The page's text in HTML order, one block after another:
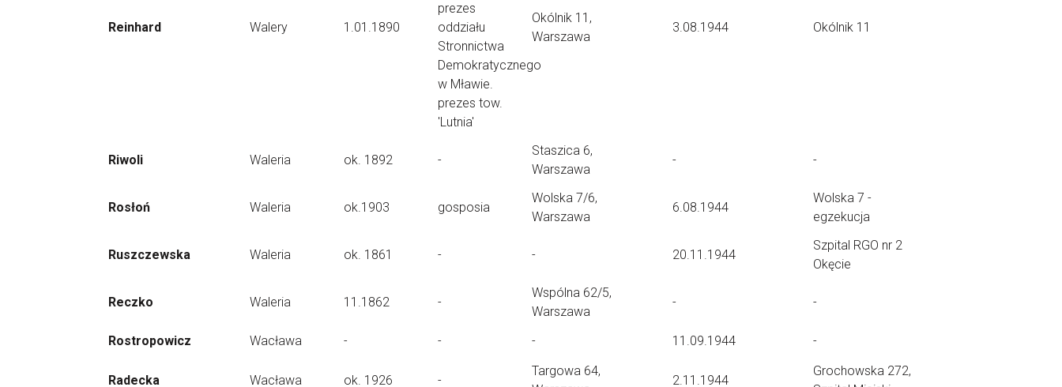
Reinhard Walery 1.01.1890
prezes
oddziału
Stronnictwa
Demokratycznego
w Mławie.
prezes tow.
'Lutnia'
Okólnik 11,
Warszawa
3.08.1944 Okólnik 11
Riwoli Waleria ok. 1892 -
Staszica 6,
Warszawa
- -
Rosłoń Waleria ok.1903 gosposia
Wolska 7/6,
Warszawa
6.08.1944
Wolska 7 -
egzekucja
Ruszczewska Waleria ok. 1861 - - 20.11.1944
Szpital RGO nr 2
Okęcie
Reczko Waleria 11.1862 -
Wspólna 62/5,
Warszawa
- -
Rostropowicz Wacława - - - 11.09.1944 -
Radecka Wacława ok. 1926 -
Targowa 64,
2.11.1944
Grochowska 272,